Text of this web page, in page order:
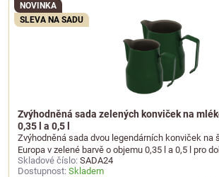
Zvýhodněná sada zelených konviček na
0,35 l a 0,5 l
NOVINKA
SLEVA NA SADU
Zvýhodněná sada dvou legendárních konviček na
Europa v zelené barvě o objemu 0,35 l a 0,5 l pro
Skladové číslo: SADA24
Dostupnost: Skladem